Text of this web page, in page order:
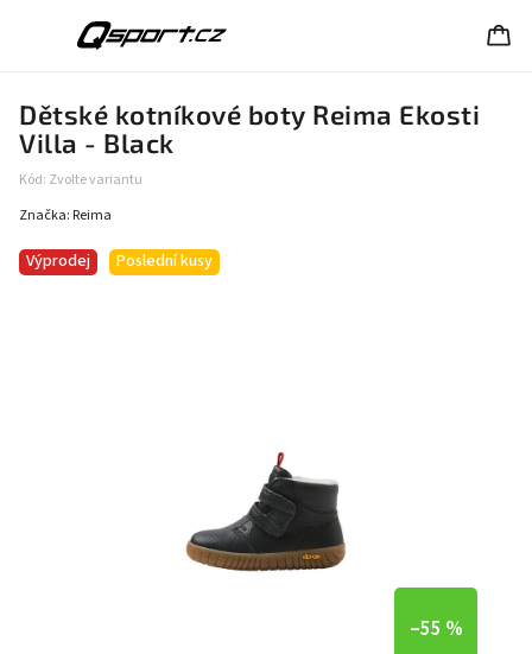
Dětské kotníkové boty Reima Ekosti
Villa - Black
Kód: Zvolte variantu
Výprodej Poslední kusy
Značka: Reima
–55 %